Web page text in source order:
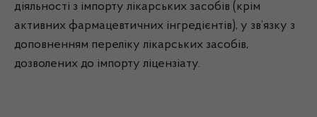
діяльності з імпорту лікарських засобів (крім
активних фармацевтичних інгредієнтів), у зв’язку з
доповненням переліку лікарських засобів,
дозволених до імпорту ліцензіату.